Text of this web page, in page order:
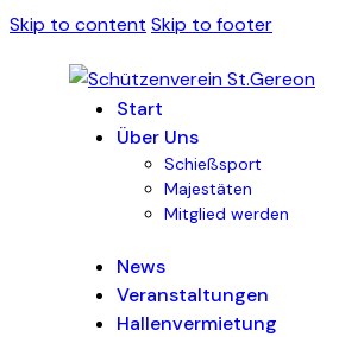
Skip to content Skip to footer
Start
Über Uns
Schießsport
Majestäten
Mitglied werden
News
Veranstaltungen
Hallenvermietung